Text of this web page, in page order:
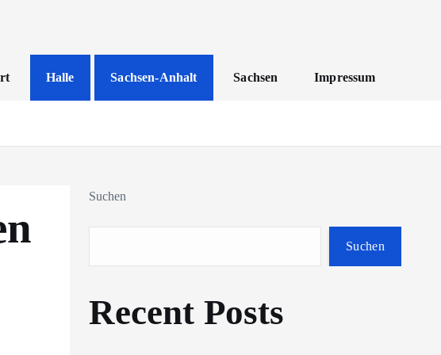
Halle Sachsen-Anhalt Sachsen Impressum
Suchen
Suchen
Recent Posts